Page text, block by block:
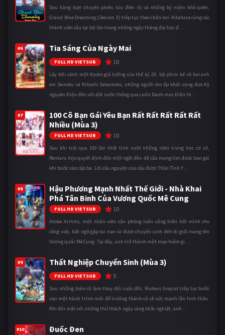
Sau hàng loạt chuyến phiêu lưu điên rồ và những kỷ niệm khó quên,
Grand Blue Dreaming (Season 3) tiếp tục theo chân Iori Kitahara cùng các
thành viên câu lạc bộ lặn trong những ngày tháng đại học đ ...
#6 Tia Sáng Của Ngày Mai
FULL HD VIETSUB 10
Lấy bối cảnh một Kyoto giả tưởng của thế kỷ 20, bộ phim kể về hai anh
em Seiroku và Kihachi Sakamoto, những người ôm ấp khát vọng đưa Kỷ
nguyên Điện đến với đất nước thông qua cuốn Danh mục Điện th ...
#7
100 Cô Bạn Gái Yêu Bạn Rất Rất Rất Rất Rất
Nhiều (Mùa 3)
FULL HD VIETSUB 10
Sau khi trải qua 100 lần thất tình suốt những năm trung học cơ sở,
Rentaro Aijo quyết định đến một ngôi đền để cầu mong tìm được bạn gái
khi bước vào cấp ba. Lời cầu nguyện của cậu được Thần Tình Y ...
#8
Hậu Phương Mạnh Nhất Thế Giới - Nhà Khai
Phá Tân Binh Của Vương Quốc Mê Cung
FULL HD VIETSUB 10
Atobe Arihito, một nhân viên văn phòng luôn cống hiến hết mình cho
công việc, bất ngờ gặp tai nạn và được chuyển sinh đến dị giới mang tên
Vương quốc Mê Cung. Tại đây, anh trở thành một mạo hiểm gi ...
#9 Thất Nghiệp Chuyển Sinh (Mùa 3)
FULL HD VIETSUB 5
Sau những biến cố làm thay đổi cuộc đời, Rudeus Greyrat tiếp tục bước
vào một hành trình mới để trưởng thành cả về sức mạnh lẫn tinh thần.
Khi đối mặt với những thử thách ngày càng khắc nghiệt, anh ...
#10 Đuốc Đen